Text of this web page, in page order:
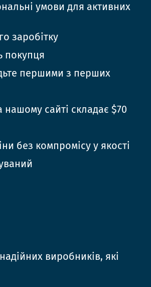
умови для активних
заробітку
покупця
першими з перших
сайті складає $70
без компромісу у якості
виробників, які